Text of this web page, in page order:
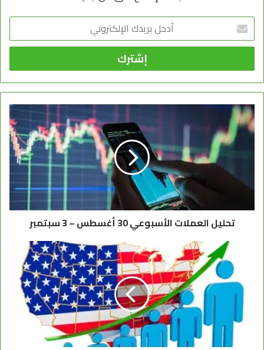
أدخل
بريدك
الإلكتروني
تحليل العملات الأسبوعي 30 أغسطس – 3 سبتمبر